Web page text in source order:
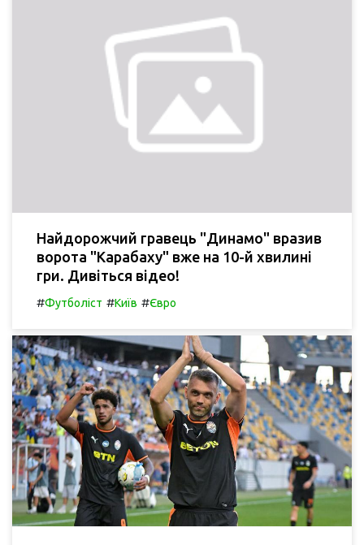
Найдорожчий гравець "Динамо" вразив
ворота "Карабаху" вже на 10-й хвилині
гри. Дивіться відео!
#Футболіст #Київ #Євро